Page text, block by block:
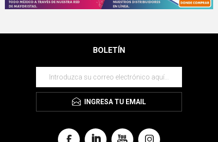
BOLETÍN
INGRESA TU EMAIL